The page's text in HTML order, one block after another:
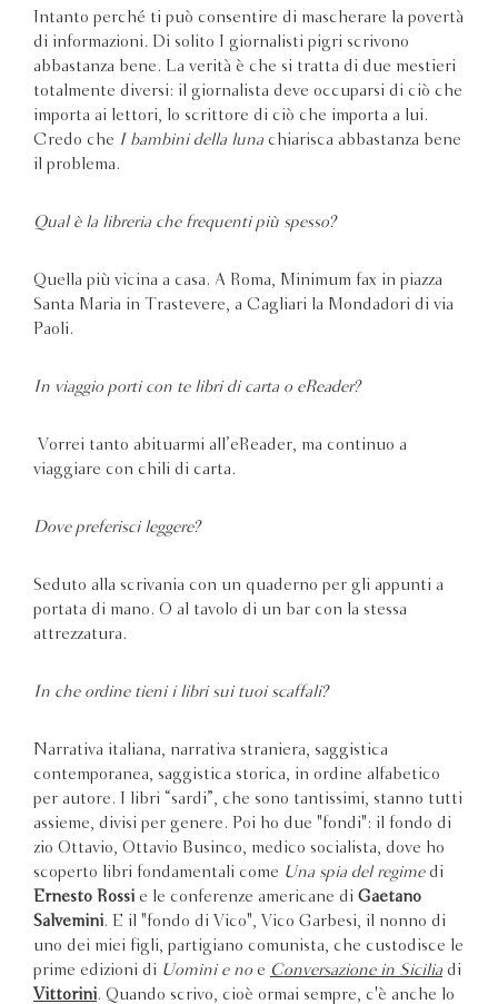
Intanto perché ti può consentire di mascherare la povertà
di informazioni. Di solito I giornalisti pigri scrivono
abbastanza bene. La verità è che si tratta di due mestieri
totalmente diversi: il giornalista deve occuparsi di ciò che
importa ai lettori, lo scrittore di ciò che importa a lui.
Credo che I bambini della luna chiarisca abbastanza bene
il problema.
Qual è la libreria che frequenti più spesso?
Quella più vicina a casa. A Roma, Minimum fax in piazza
Santa Maria in Trastevere, a Cagliari la Mondadori di via
Paoli.
In viaggio porti con te libri di carta o eReader?
Vorrei tanto abituarmi all’eReader, ma continuo a
viaggiare con chili di carta.
Dove preferisci leggere?
Seduto alla scrivania con un quaderno per gli appunti a
portata di mano. O al tavolo di un bar con la stessa
attrezzatura.
In che ordine tieni i libri sui tuoi scaffali?
Narrativa italiana, narrativa straniera, saggistica
contemporanea, saggistica storica, in ordine alfabetico
per autore. I libri “sardi”, che sono tantissimi, stanno tutti
assieme, divisi per genere. Poi ho due "fondi": il fondo di
zio Ottavio, Ottavio Businco, medico socialista, dove ho
scoperto libri fondamentali come Una spia del regimedi
Ernesto Rossi e le conferenze americane di Gaetano
Salvemini. E il "fondo di Vico", Vico Garbesi, il nonno di
uno dei miei figli, partigiano comunista, che custodisce le
prime edizioni di Uomini e no e Conversazione in Sicilia di
Vittorini. Quando scrivo, cioè ormai sempre, c'è anche lo